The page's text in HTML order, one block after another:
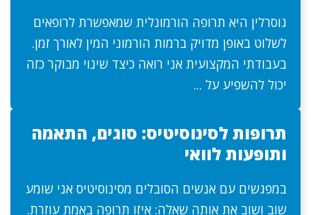
גוסרלין היא תרופה הורמונלית שמאפשרת לרופאים
לשלוט באופן מדויק ברמות הורמוני המין לאורך זמן.
בעבודתי המקצועית אני רואה כיצד שינוי מבוקר כזה
יכול להשפיע על ...
תרופות לסינוסיטיס: סוגים, התאמה
ותופעות לוואי
במפגשים עם אנשים הסובלים מסינוסיטיס אני שומע
שוב ושוב את אותה שאלה: איזו תרופה באמת עוזרת.